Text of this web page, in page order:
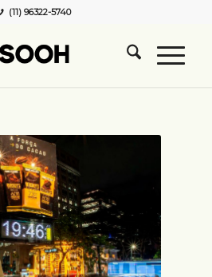
(11) 96322-5740